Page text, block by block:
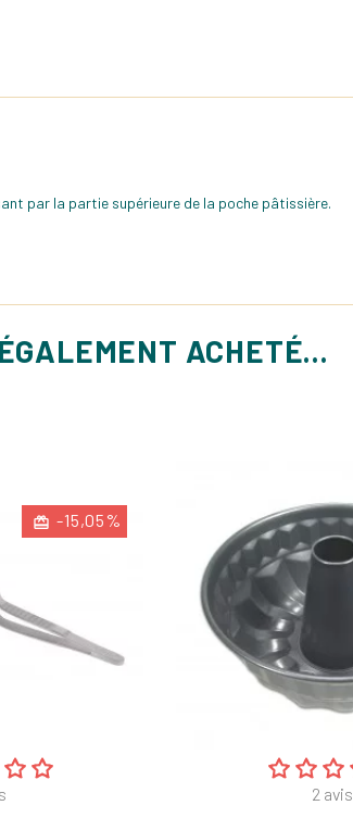
par la partie supérieure de la poche pâtissière.
ACHETÉ...
-15,05%
2 avis